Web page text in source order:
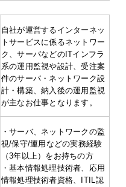
自社が運営するインターネッ
トサービスに係るネットワー
ク、サーバなどのITインフラ
系の運用監視や設計、受注案
件のサーバ・ネットワーク設
計・構築、納入後の運用監視
が主なお仕事となります。
・サーバ、ネットワークの監
視/保守/運用などの実務経験
（3年以上）をお持ちの方
・基本情報処理技術者、応用
情報処理技術者資格、ITIL認